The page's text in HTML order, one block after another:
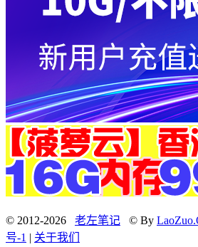
© 2012-2026 老左笔记 © By
号-1 | 关于我们